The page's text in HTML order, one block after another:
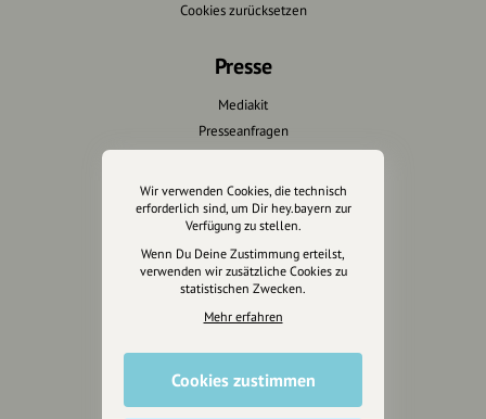
Cookies zurücksetzen
Presse
Mediakit
Presseanfragen
Wir unterstützen Euch
Fotografie & mehr
Marketing
Anakin Design
Wir verwenden Cookies, die technisch
erforderlich sind, um Dir hey.bayern zur
Verfügung zu stellen.
Wenn Du Deine Zustimmung erteilst,
verwenden wir zusätzliche Cookies zu
statistischen Zwecken.
Mehr erfahren
Cookies zustimmen